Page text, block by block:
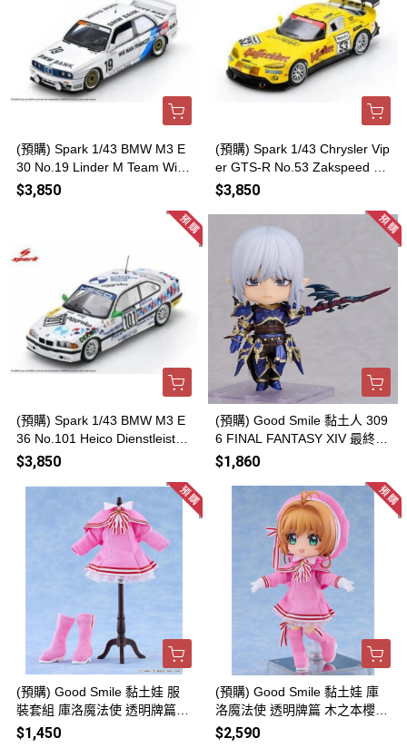
(預購) Spark 1/43 BMW M3 E
30 No.19 Linder M Team Winn
er Nürburgring 24H 1990 43N
$3,850
(預購) Spark 1/43 Chrysler Vip
er GTS-R No.53 Zakspeed Ra
cing Winner Nürburgring 24H
$3,850
(預購) Spark 1/43 BMW M3 E
36 No.101 Heico Dienstleistun
gen Winner Nürburgring 24H
$3,850
(預購) Good Smile 黏土人 309
6 FINAL FANTASY XIV 最終幻
想14 艾斯蒂尼安 20260816
$1,860
(預購) Good Smile 黏土娃 服
裝套組 庫洛魔法使 透明牌篇
木之本櫻 戰鬥服Ver. 2026081
$1,450
(預購) Good Smile 黏土娃 庫
洛魔法使 透明牌篇 木之本櫻
戰鬥服Ver. 20260816
$2,590